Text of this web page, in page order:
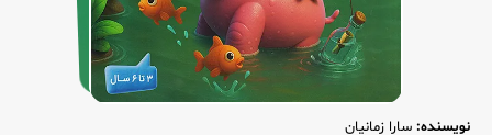
نویسنده: سارا زمانیان